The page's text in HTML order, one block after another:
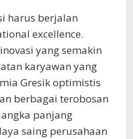
harus berjalan
excellence.
yang semakin
karyawan yang
Gresik optimistis
berbagai terobosan
panjang
saing perusahaan